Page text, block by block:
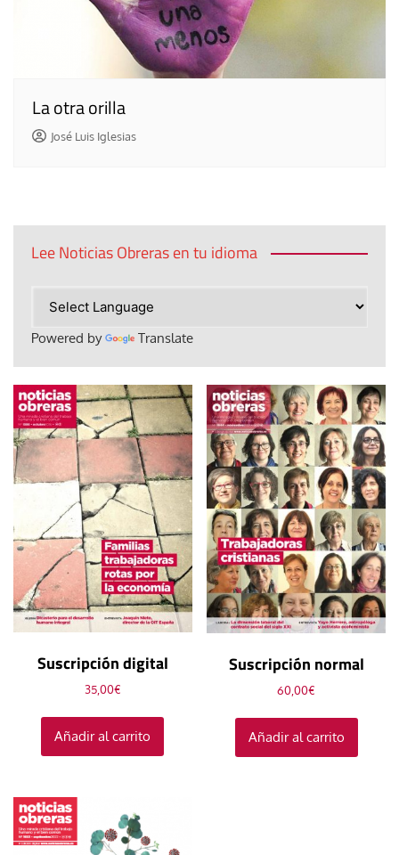
La otra orilla
José Luis Iglesias
Lee Noticias Obreras en tu idioma
Powered by Translate
Suscripción digital
35,00€
Añadir al carrito
Suscripción normal
60,00€
Añadir al carrito